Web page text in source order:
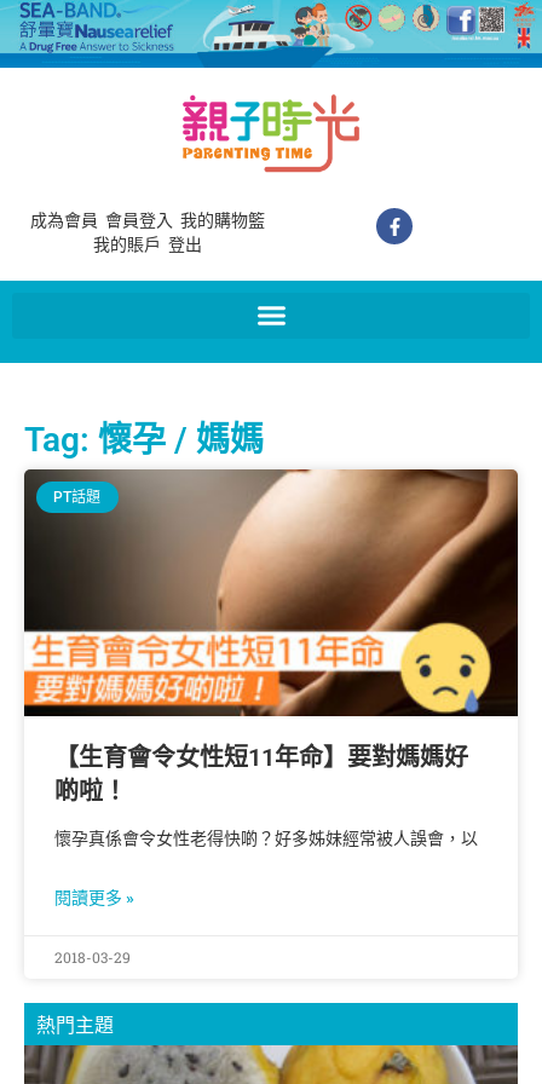
成為會員 會員登入 我的購物籃
我的賬戶 登出
Tag: 懷孕 / 媽媽
PT話題
【生育會令女性短11年命】要對媽媽好
啲啦！
懷孕真係會令女性老得快啲？好多姊妹經常被人誤會，以
閱讀更多 »
2018-03-29
熱門主題